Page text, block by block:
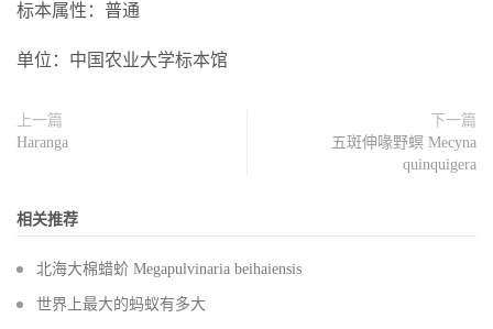
标本属性：普通
单位：中国农业大学标本馆
上一篇
Haranga
下一篇
五斑伸喙野螟 Mecyna
quinquigera
相关推荐
北海大棉蜡蚧 Megapulvinaria beihaiensis
世界上最大的蚂蚁有多大